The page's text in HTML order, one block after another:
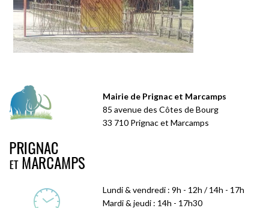
Mairie de Prignac et Marcamps
85 avenue des Côtes de Bourg
33 710 Prignac et Marcamps
Lundi & vendredi : 9h - 12h / 14h - 17h
Mardi & jeudi : 14h - 17h30